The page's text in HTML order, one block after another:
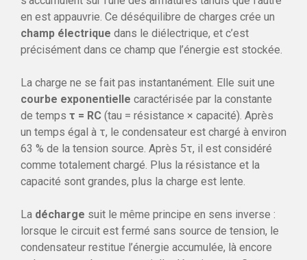
en est appauvrie. Ce déséquilibre de charges crée un
champ électrique dans le diélectrique, et c’est
précisément dans ce champ que l’énergie est stockée.
La charge ne se fait pas instantanément. Elle suit une
courbe exponentielle caractérisée par la constante
de temps τ = RC (tau = résistance × capacité). Après
un temps égal à τ, le condensateur est chargé à environ
63 % de la tension source. Après 5τ, il est considéré
comme totalement chargé. Plus la résistance et la
capacité sont grandes, plus la charge est lente.
La décharge suit le même principe en sens inverse :
lorsque le circuit est fermé sans source de tension, le
condensateur restitue l’énergie accumulée, là encore